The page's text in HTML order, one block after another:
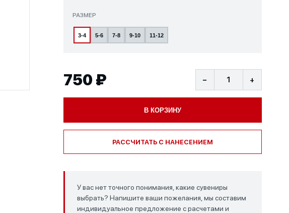
РАЗМЕР
3-4 5-6 7-8 9-10 11-12
750 ₽ − +
В КОРЗИНУ
РАССЧИТАТЬ С НАНЕСЕНИЕМ
У вас нет точного понимания, какие сувениры
выбрать? Напишите ваши пожелания, мы составим
индивидуальное предложение с расчетами и